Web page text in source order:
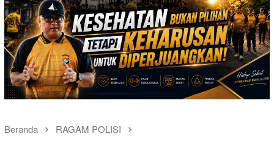
Beranda RAGAM POLISI